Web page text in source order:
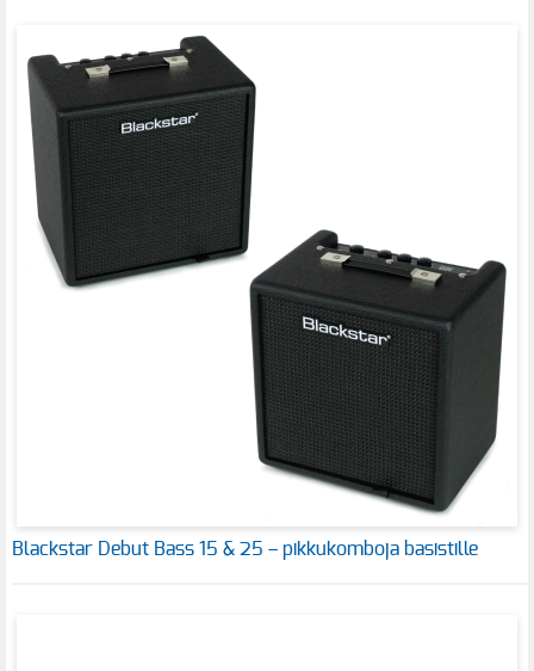
Blackstar Debut Bass 15 & 25 – pikkukomboja basistille